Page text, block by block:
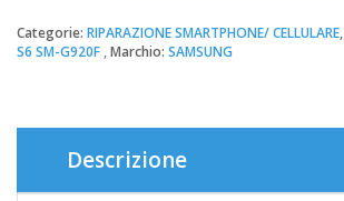
Samsung
S6
quantità
Categorie: RIPARAZIONE SMARTPHONE/ CELLULARE,
S6 SM-G920F Marchio: SAMSUNG
Descrizione